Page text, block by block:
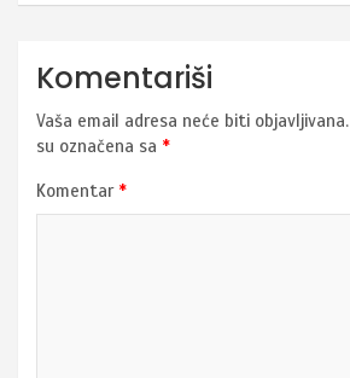
Komentariši
Vaša email adresa neće biti objavljivana.
su označena sa *
Komentar *